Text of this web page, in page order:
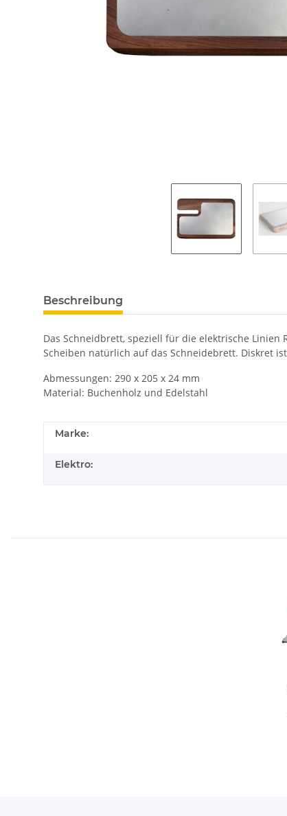
Beschreibung
Das Schneidbrett, speziell für die elektrische Linien
Scheiben natürlich auf das Schneidebrett. Diskret
Abmessungen: 290 x 205 x 24 mm
Material: Buchenholz und Edelstahl
Marke:
Elektro: